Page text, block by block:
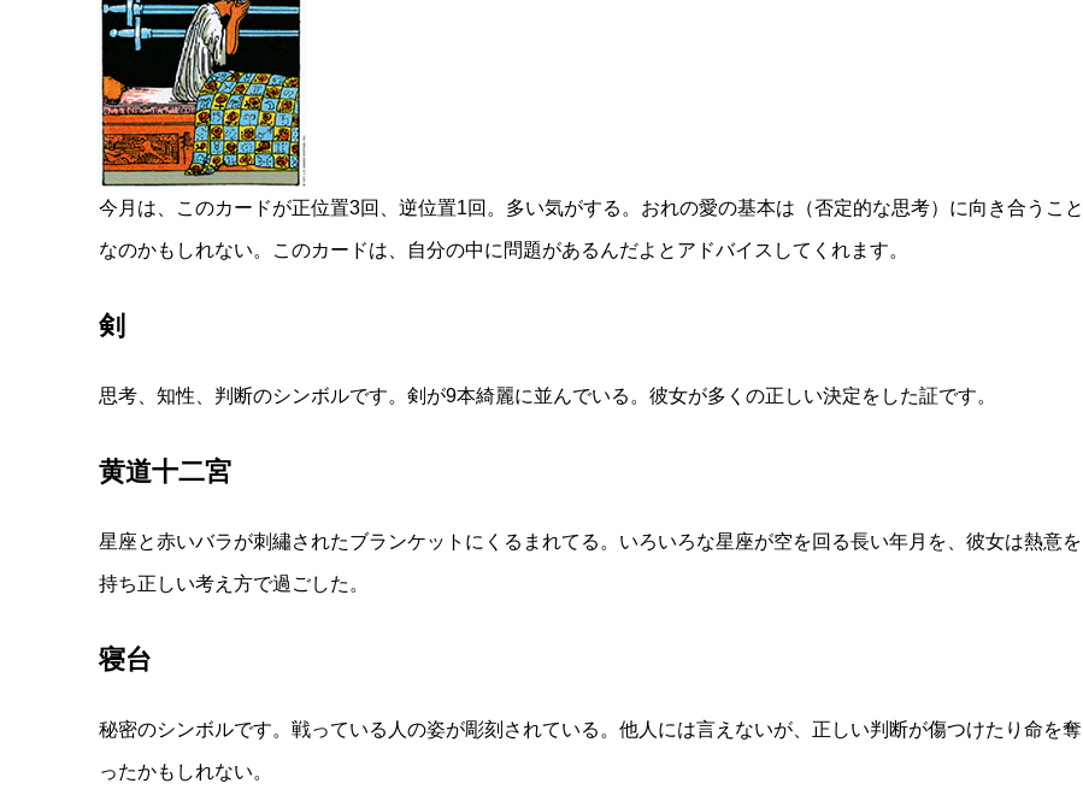
今月は、このカードが正位置3回、逆位置1回。多い気がする。おれの愛の基本は（否定的な思考）に向き合うこと
なのかもしれない。このカードは、自分の中に問題があるんだよとアドバイスしてくれます。
剣
思考、知性、判断のシンボルです。剣が9本綺麗に並んでいる。彼女が多くの正しい決定をした証です。
黄道十二宮
星座と赤いバラが刺繡されたブランケットにくるまれてる。いろいろな星座が空を回る長い年月を、彼女は熱意を
持ち正しい考え方で過ごした。
寝台
秘密のシンボルです。戦っている人の姿が彫刻されている。他人には言えないが、正しい判断が傷つけたり命を奪
ったかもしれない。